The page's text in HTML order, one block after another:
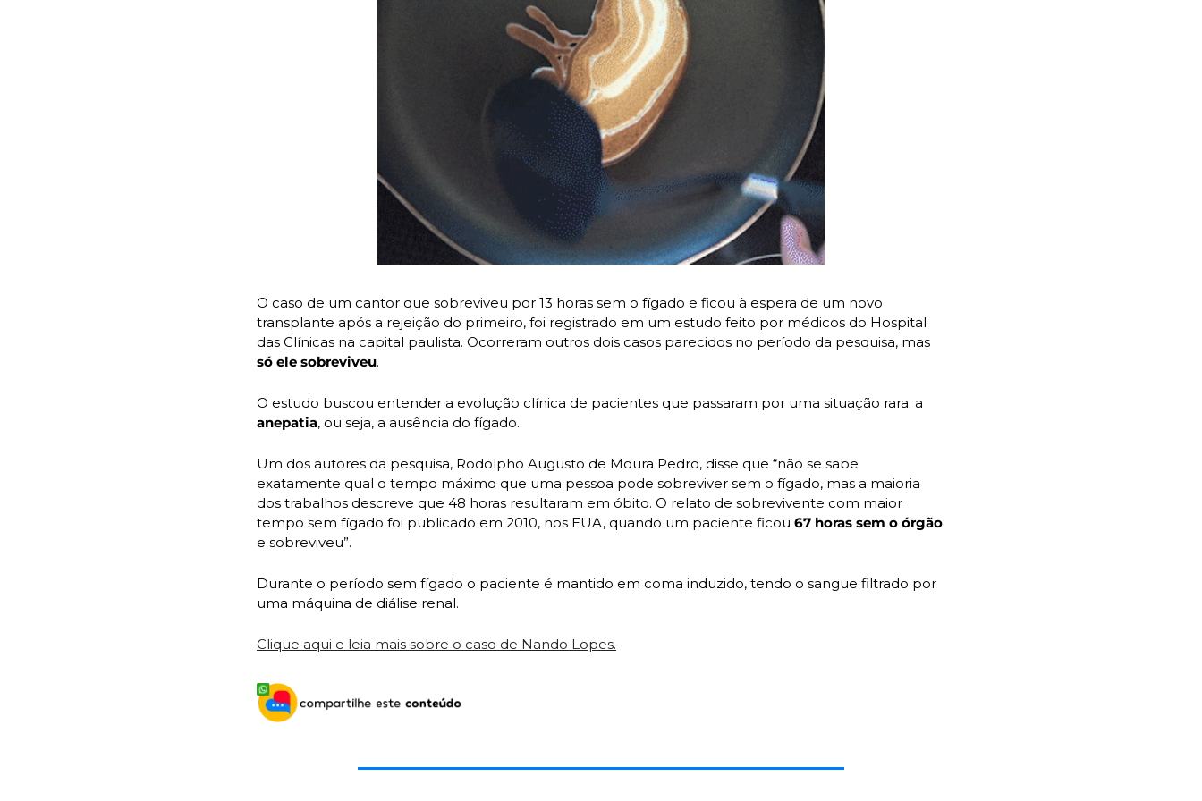
O caso de um cantor que sobreviveu por 13 horas sem o fígado e ficou à espera de um novo
transplante após a rejeição do primeiro, foi registrado em um estudo feito por médicos do Hospital
só ele sobreviveu.
anepatia, ou seja, a ausência do fígado.
Um dos autores da pesquisa, Rodolpho Augusto de Moura Pedro, disse que “não se sabe
exatamente qual o tempo máximo que uma pessoa pode sobreviver sem o fígado, mas a maioria
dos trabalhos descreve que 48 horas resultaram em óbito. O relato de sobrevivente com maior
tempo sem fígado foi publicado em 2010, nos EUA, quando um paciente ficou 67 horas sem o órgão
e sobreviveu”.
Durante o período sem fígado o paciente é mantido em coma induzido, tendo o sangue filtrado por
uma máquina de diálise renal.
Clique aqui e leia mais sobre o caso de Nando Lopes.